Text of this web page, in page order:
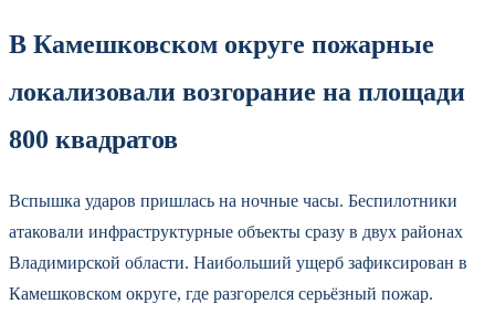
В Камешковском округе пожарные
локализовали возгорание на площади
800 квадратов
Вспышка ударов пришлась на ночные часы. Беспилотники
атаковали инфраструктурные объекты сразу в двух районах
Владимирской области. Наибольший ущерб зафиксирован в
Камешковском округе, где разгорелся серьёзный пожар.